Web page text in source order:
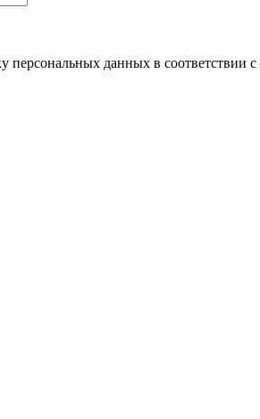
персональных данных в соответствии с